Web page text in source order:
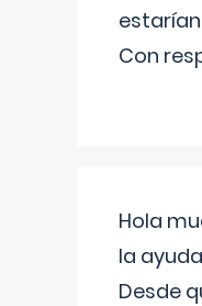
Con
Hola
la
Desde